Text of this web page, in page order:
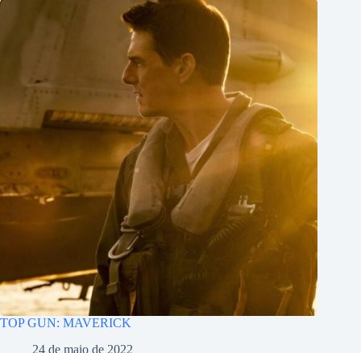
TOP GUN: MAVERICK
24 de maio de 2022